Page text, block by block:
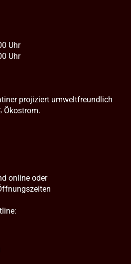
Uhr
Uhr
projiziert umweltfreundlich
Ökostrom.
online oder